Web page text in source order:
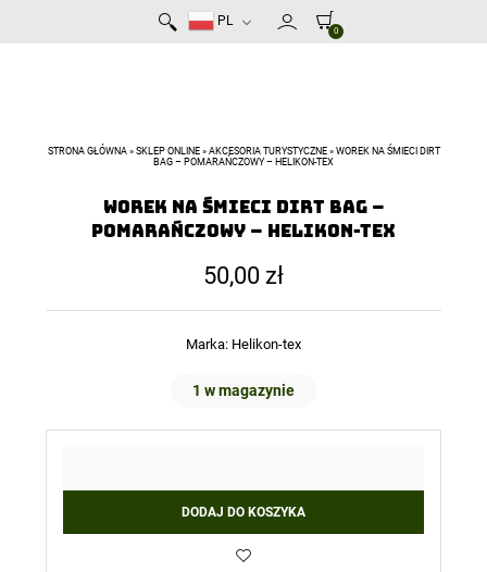
PL
0
STRONA GŁÓWNA» SKLEP ONLINE» AKCESORIA TURYSTYCZNE» WOREK NA ŚMIECI DIRT
BAG – POMARAŃCZOWY – HELIKON-TEX
Worek na śmieci Dirt Bag –
Pomarańczowy – Helikon-Tex
50,00 zł
Marka: Helikon-tex
1 w magazynie
DODAJ DO KOSZYKA